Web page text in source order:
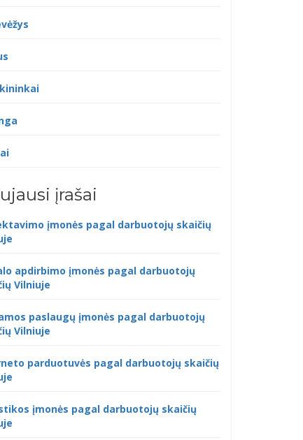
įrašai
įmonės pagal darbuotojų skaičių
apdirbimo įmonės pagal darbuotojų
Vilniuje
paslaugų įmonės pagal darbuotojų
Vilniuje
parduotuvės pagal darbuotojų skaičių
įmonės pagal darbuotojų skaičių